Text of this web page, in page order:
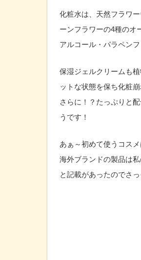
化粧水は、天然フラワ
ーンフラワーの4種のオ
アルコール・パラペン
保湿ジェルクリームも
ットな状態を保ち化粧
さらに！？たっぷりと
うです！
あぁ～初めて使うコス
海外ブランドの製品は
と記載があったのでさ